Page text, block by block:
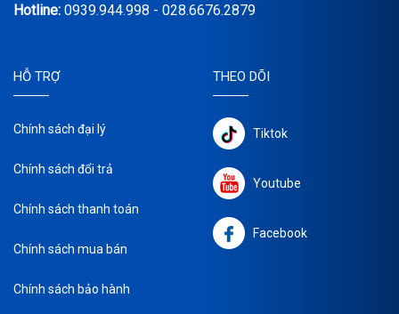
Hotline: 0939.944.998 - 028.6676.2879
HỖ TRỢ
Chính sách đại lý
Chính sách đổi trả
Chính sách thanh toán
Chính sách mua bán
Chính sách bảo hành
THEO DÕI
Tiktok
Youtube
Facebook